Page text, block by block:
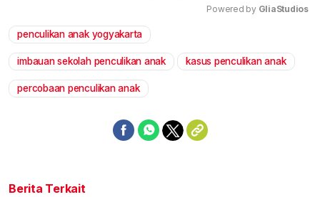
Powered by GliaStudios
penculikan anak yogyakarta
imbauan sekolah penculikan anak kasus penculikan anak
percobaan penculikan anak
Berita Terkait